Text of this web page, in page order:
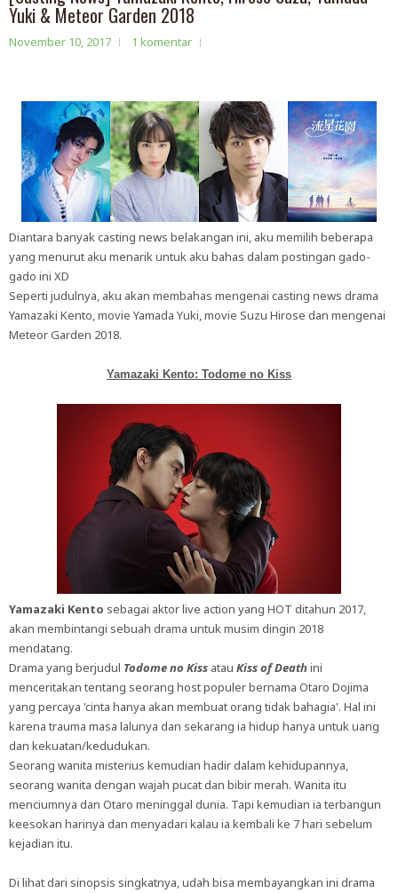
Yuki & Meteor Garden 2018
November 10, 2017 1 komentar
Diantara banyak casting news belakangan ini, aku memilih beberapa
yang menurut aku menarik untuk aku bahas dalam postingan gado-
gado ini XD
Seperti judulnya, aku akan membahas mengenai casting news drama
Yamazaki Kento, movie Yamada Yuki, movie Suzu Hirose dan mengenai
Meteor Garden 2018.
Yamazaki Kento: Todome no Kiss
Yamazaki Kento sebagai aktor live action yang HOT ditahun 2017,
akan membintangi sebuah drama untuk musim dingin 2018
mendatang.
Drama yang berjudul Todome no Kiss atau Kiss of Death ini
menceritakan tentang seorang host populer bernama Otaro Dojima
yang percaya 'cinta hanya akan membuat orang tidak bahagia'. Hal ini
karena trauma masa lalunya dan sekarang ia hidup hanya untuk uang
dan kekuatan/kedudukan.
Seorang wanita misterius kemudian hadir dalam kehidupannya,
seorang wanita dengan wajah pucat dan bibir merah. Wanita itu
menciumnya dan Otaro meninggal dunia. Tapi kemudian ia terbangun
keesokan harinya dan menyadari kalau ia kembali ke 7 hari sebelum
kejadian itu.
Di lihat dari sinopsis singkatnya, udah bisa membayangkan ini drama